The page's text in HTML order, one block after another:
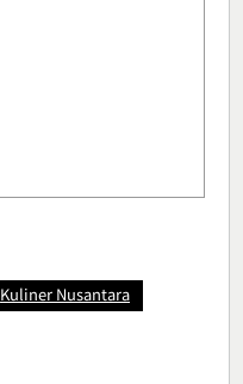
Kuliner Nusantara